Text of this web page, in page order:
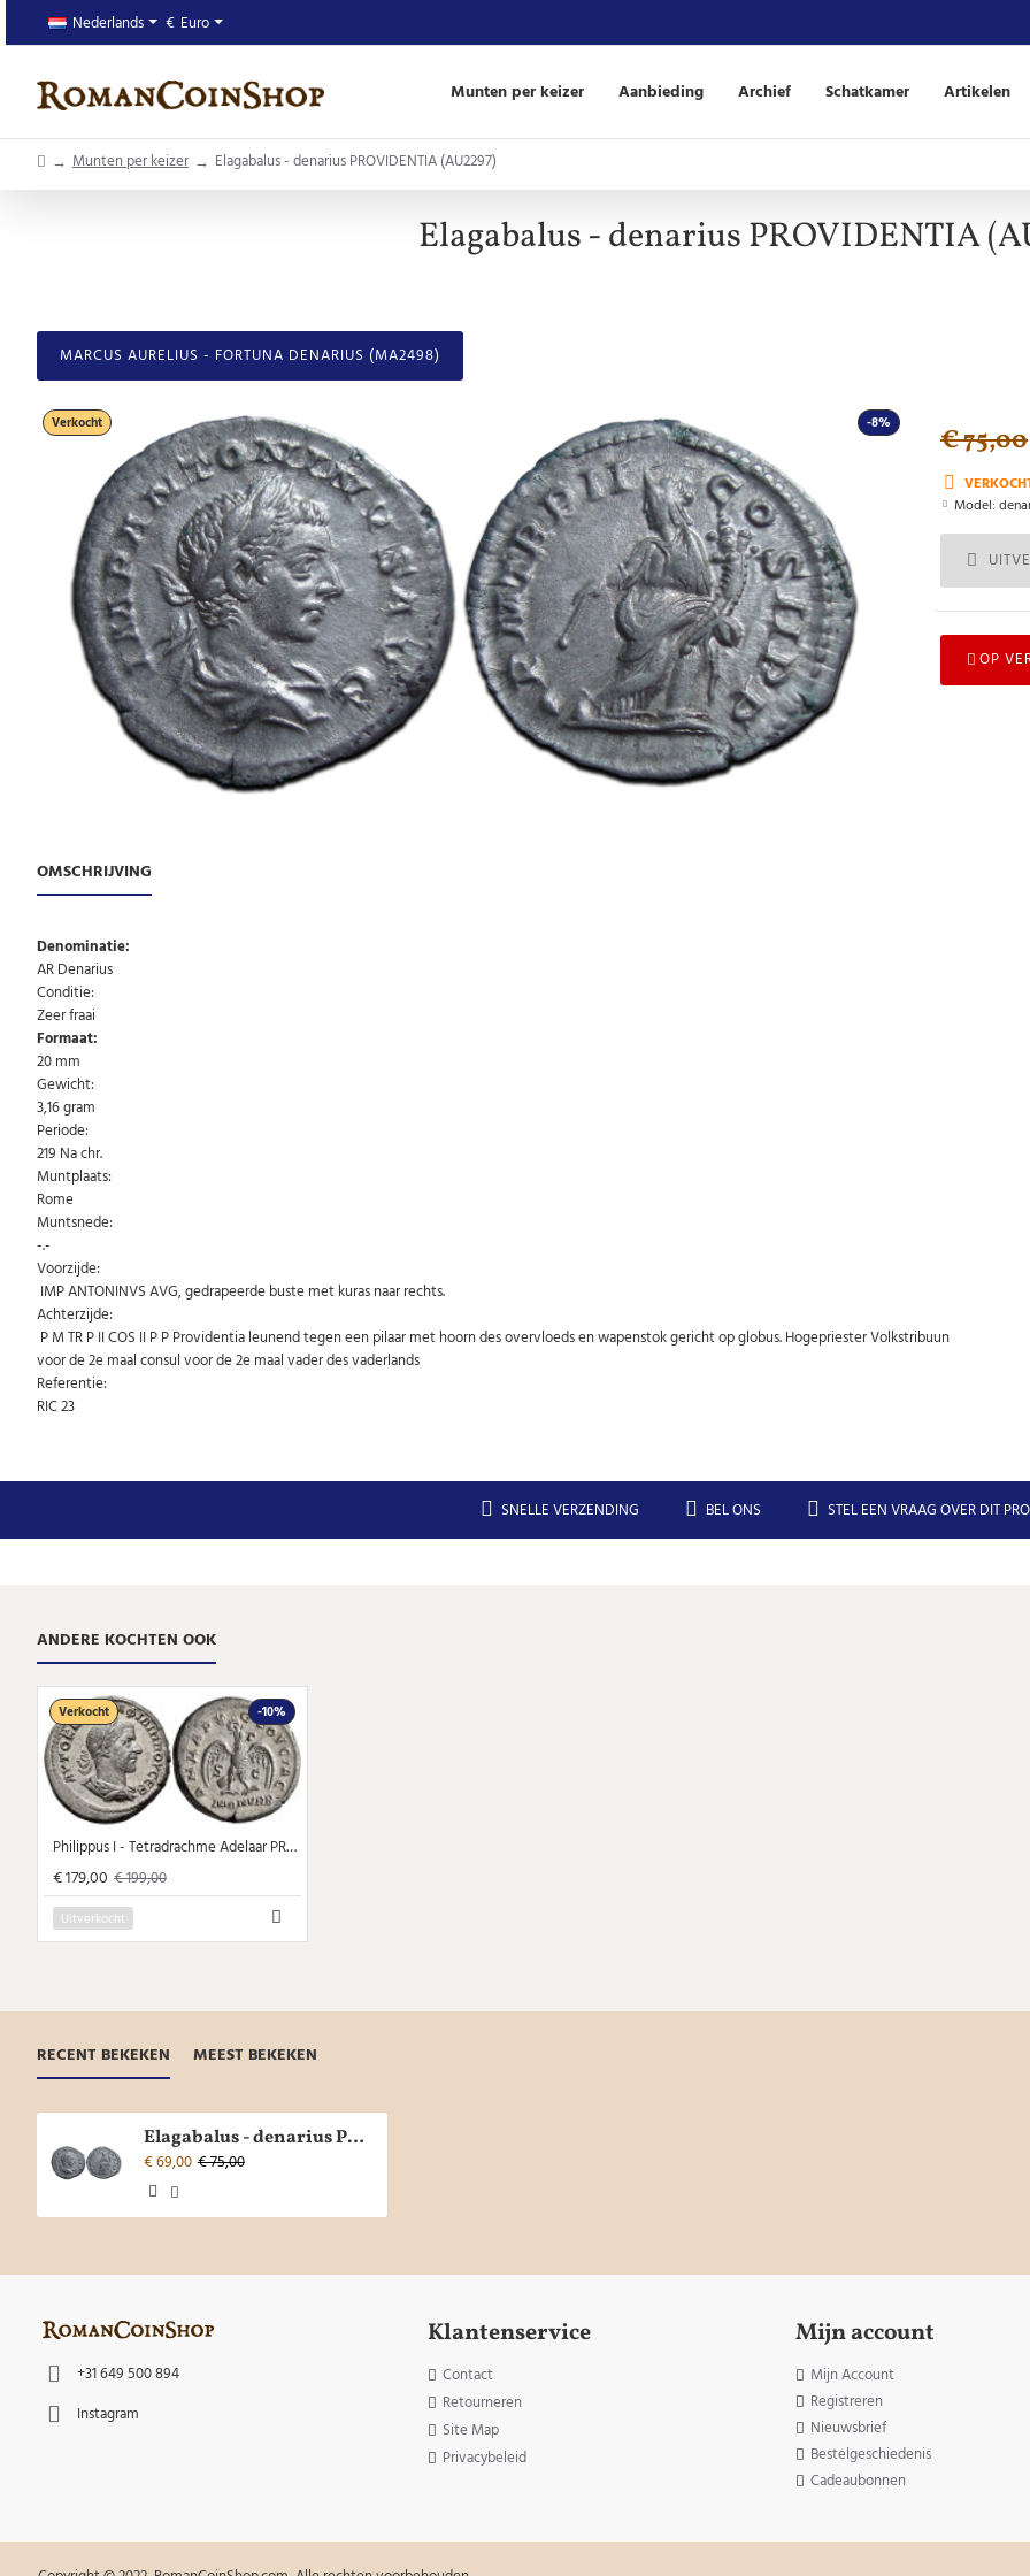
Nederlands € Euro
Munten per keizer Aanbieding Archief Schatkamer Artikelen
homeMunten per keizer Elagabalus - denarius PROVIDENTIA (AU2297)
Elagabalus - denarius PROVIDENTIA
MARCUS AURELIUS - FORTUNA DENARIUS (MA2498)
-8%
Verkocht
Model:
€ 75,00
OP
OMSCHRIJVING
Denominatie:
AR Denarius
Conditie:
Zeer fraai
Formaat:
20 mm
Gewicht:
3,16 gram
Periode:
219 Na chr.
Muntplaats:
Rome
Muntsnede:
-.-
Voorzijde:
IMP ANTONINVS AVG, gedrapeerde buste met kuras naar rechts.
Achterzijde:
P M TR P II COS II P P Providentia leunend tegen een pilaar met hoorn des overvloeds en wapenstok gericht op globus. Hogepriester Volkstribuun
voor de 2e maal consul voor de 2e maal vader des vaderlands
Referentie:
RIC 23
SNELLE VERZENDING BEL ONS STEL EEN VRAAG OVER DIT
ANDERE KOCHTEN OOK
-10%
Verkocht
Philippus I - Tetradrachme Adelaar PRACHTIG! (MA24107)
€ 179,00 € 199,00
Uitverkocht
RECENT BEKEKEN MEEST BEKEKEN
Elagabalus - denarius PROVIDENTIA (AU2297)
€ 69,00 € 75,00
+31 649 500 894
Instagram
Klantenservice
Contact
Retourneren
Site Map
Privacybeleid
Mijn account
Mijn Account
Registreren
Nieuwsbrief
Bestelgeschiedenis
Cadeaubonnen